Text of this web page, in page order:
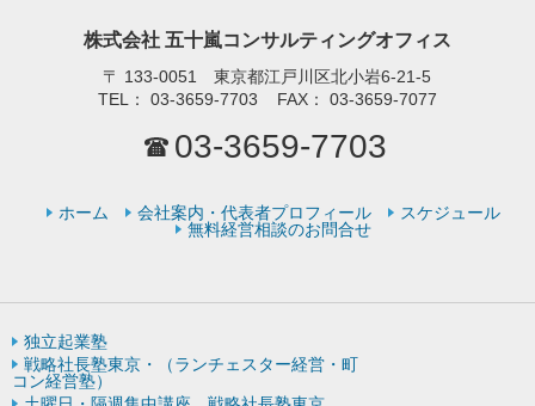
株式会社 五十嵐コンサルティングオフィス
〒 133-0051 東京都江戸川区北小岩6-21-5
TEL：
03-3659-7703 FAX： 03-3659-7077
03-3659-7703
ホーム 会社案内・代表者プロフィール
スケジュール
無料経営相談のお問合せ
独立起業塾
戦略社長塾東京・（ランチェスター経営・町
コン経営塾）